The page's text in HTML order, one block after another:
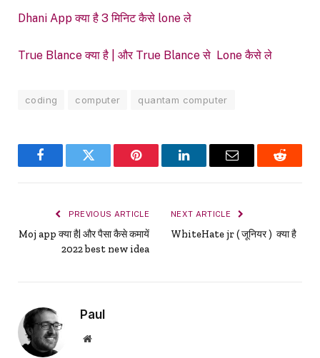
Dhani App क्या है 3 मिनिट कैसे lone ले
True Blance क्या है | और True Blance से Lone कैसे ले
coding computer quantam computer
FacebookTwitter Pinterest LinkedInEmail Reddit
PREVIOUS ARTICLE
Moj app क्या है| और पैसा कैसे कमायें
2022 best new idea
NEXT ARTICLE
WhiteHate jr ( जूनियर ) क्या है
Paul
Website